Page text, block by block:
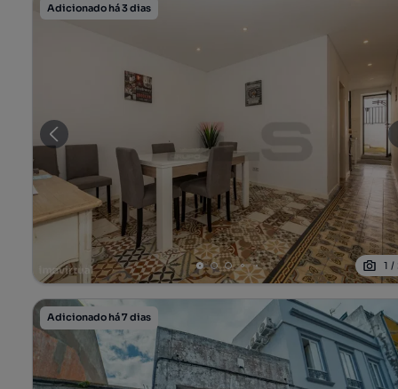
Adicionado há 3 dias
1 /
Adicionado há 7 dias